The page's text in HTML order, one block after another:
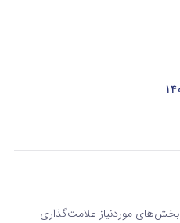
بخش‌های موردنیاز علامت‌گذاری